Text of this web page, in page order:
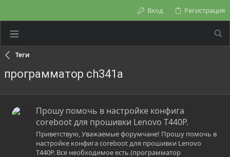
Вход Регистрация
Теги
программатор ch341a
Прошу помочь в настройке конфига
coreboot для прошивки Lenovo T440P.
Приветствую, Уважаемые форумчане! Прошу помочь в
настройке конфига coreboot для прошивки Lenovo
T440P. Все необходимое есть (программатор